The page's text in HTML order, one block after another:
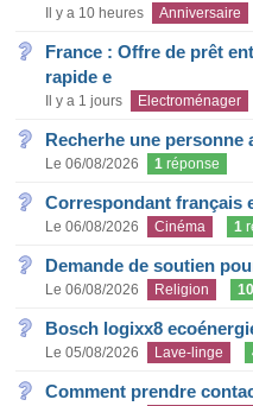
Il y a 10 heures Anniversaire
France : Offre de prêt
rapide e
Il y a 1 jours Electroménager
Recherhe une personne
Le 06/08/2026 1 réponse
Correspondant français
Le 06/08/2026 Cinéma 1
Demande de soutien
Le 06/08/2026 Religion 10
Bosch logixx8
Le 05/08/2026 Lave-linge
Comment prendre